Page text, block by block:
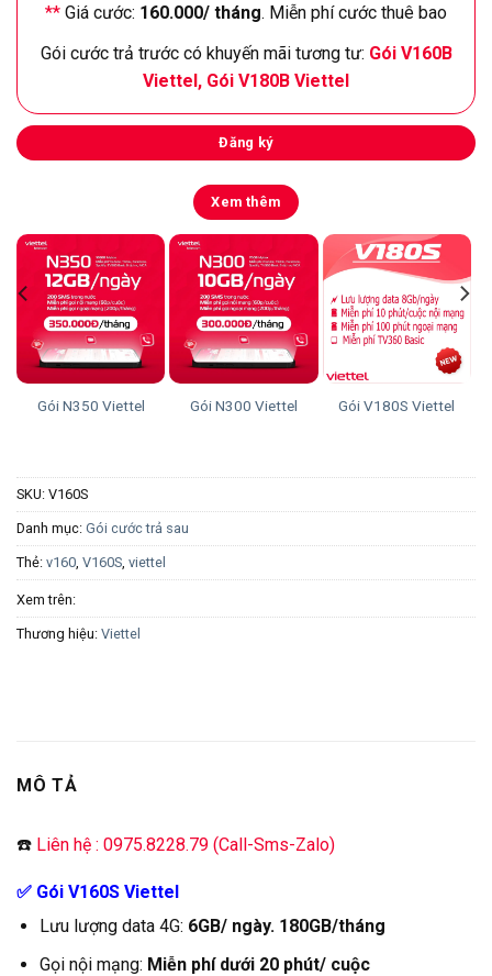
** Giá cước: 160.000/ tháng. Miễn phí cước thuê bao
Gói cước trả trước có khuyến mãi tương tư: Gói V160B
Viettel, Gói V180B Viettel
Đăng ký
Xem thêm
Gói V180S Viettel
Gói N350 Viettel Gói N300 Viettel
SKU: V160S
Danh mục: Gói cước trả sau
Thẻ: v160 V160S viettel
Xem trên:
Thương hiệu: Viettel
MÔ TẢ
☎️ Liên hệ : 0975.8228.79 (Call-Sms-Zalo)
✅ Gói V160S Viettel
Lưu lượng data 4G: 6GB/ ngày. 180GB/tháng
Gọi nội mạng: Miễn phí dưới 20 phút/ cuộc